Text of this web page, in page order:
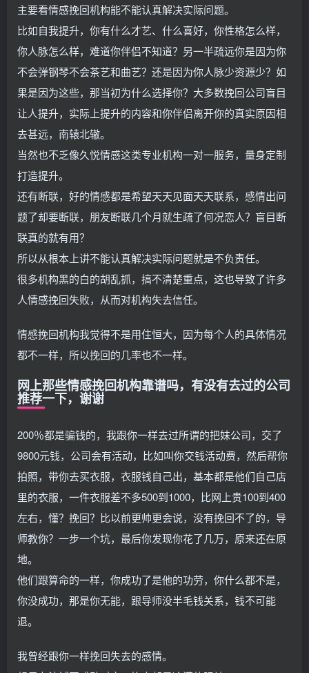
主要看情感挽回机构能不能认真解决实际问题。
比如自我提升，你有什么才艺、什么喜好，你性格怎么样，
你人脉怎么样，难道你伴侣不知道？另一半疏远你是因为你
不会弹钢琴不会茶艺和曲艺？还是因为你人脉少资源少？如
果是因为这些，那当初为什么选择你？大多数挽回公司盲目
让人提升，实际上提升的内容和你伴侣离开你的真实原因相
去甚远，南辕北辙。
当然也不乏像久悦情感这类专业机构一对一服务，量身定制
打造提升。
还有断联，好的情感都是希望天天见面天天联系，感情出问
题了却要断联，朋友断联几个月就生疏了何况恋人？盲目断
联真的就有用？
所以从根本上讲不能认真解决实际问题就是不负责任。
很多机构黑的白的胡乱抓，搞不清楚重点，这也导致了许多
人情感挽回失败，从而对机构失去信任。
情感挽回机构我觉得不是用住恒大，因为每个人的具体情况
都不一样，所以挽回的几率也不一样。
网上那些情感挽回机构靠谱吗，有没有去过的公司
推荐一下，谢谢
200％都是骗钱的，我跟你一样去过所谓的把妹公司，交了
9800元钱，公司会有活动，比如叫你交钱活动费，然后帮你
拍照，带你去买衣服，衣服钱自己出，基本都是他们自己店
里的衣服，一件衣服差不多500到1000，比网上贵100到400
左右，懂？挽回？比以前更帅更会说，没有挽回不了的，导
师教你？一步一个坑，最后你发现你花了几万，原来还在原
地。
他们跟算命的一样，你成功了是他的功劳，你什么都不是，
你没成功，那是你无能，跟导师没半毛钱关系，钱不可能
退。
我曾经跟你一样挽回失去的感情。